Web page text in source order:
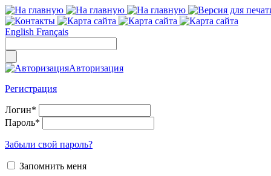
English Français
Авторизация
Регистрация
Логин*
Пароль*
Забыли свой пароль?
Запомнить меня